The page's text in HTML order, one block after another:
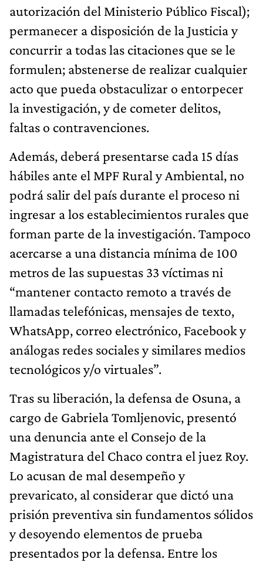
autorización del Ministerio Público Fiscal);
permanecer a disposición de la Justicia y
concurrir a todas las citaciones que se le
formulen; abstenerse de realizar cualquier
acto que pueda obstaculizar o entorpecer
la investigación, y de cometer delitos,
faltas o contravenciones.
Además, deberá presentarse cada 15 días
hábiles ante el MPF Rural y Ambiental, no
podrá salir del país durante el proceso ni
ingresar a los establecimientos rurales que
forman parte de la investigación. Tampoco
acercarse a una distancia mínima de 100
metros de las supuestas 33 víctimas ni
“mantener contacto remoto a través de
llamadas telefónicas, mensajes de texto,
WhatsApp, correo electrónico, Facebook y
análogas redes sociales y similares medios
tecnológicos y/o virtuales”.
Tras su liberación, la defensa de Osuna, a
cargo de Gabriela Tomljenovic, presentó
una denuncia ante el Consejo de la
Magistratura del Chaco contra el juez Roy.
Lo acusan de mal desempeño y
prevaricato, al considerar que dictó una
prisión preventiva sin fundamentos sólidos
y desoyendo elementos de prueba
presentados por la defensa. Entre los